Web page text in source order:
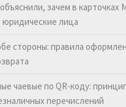
зачем в карточках
юридические лица
стороны: правила
чаевые по QR-коду:
перечислений